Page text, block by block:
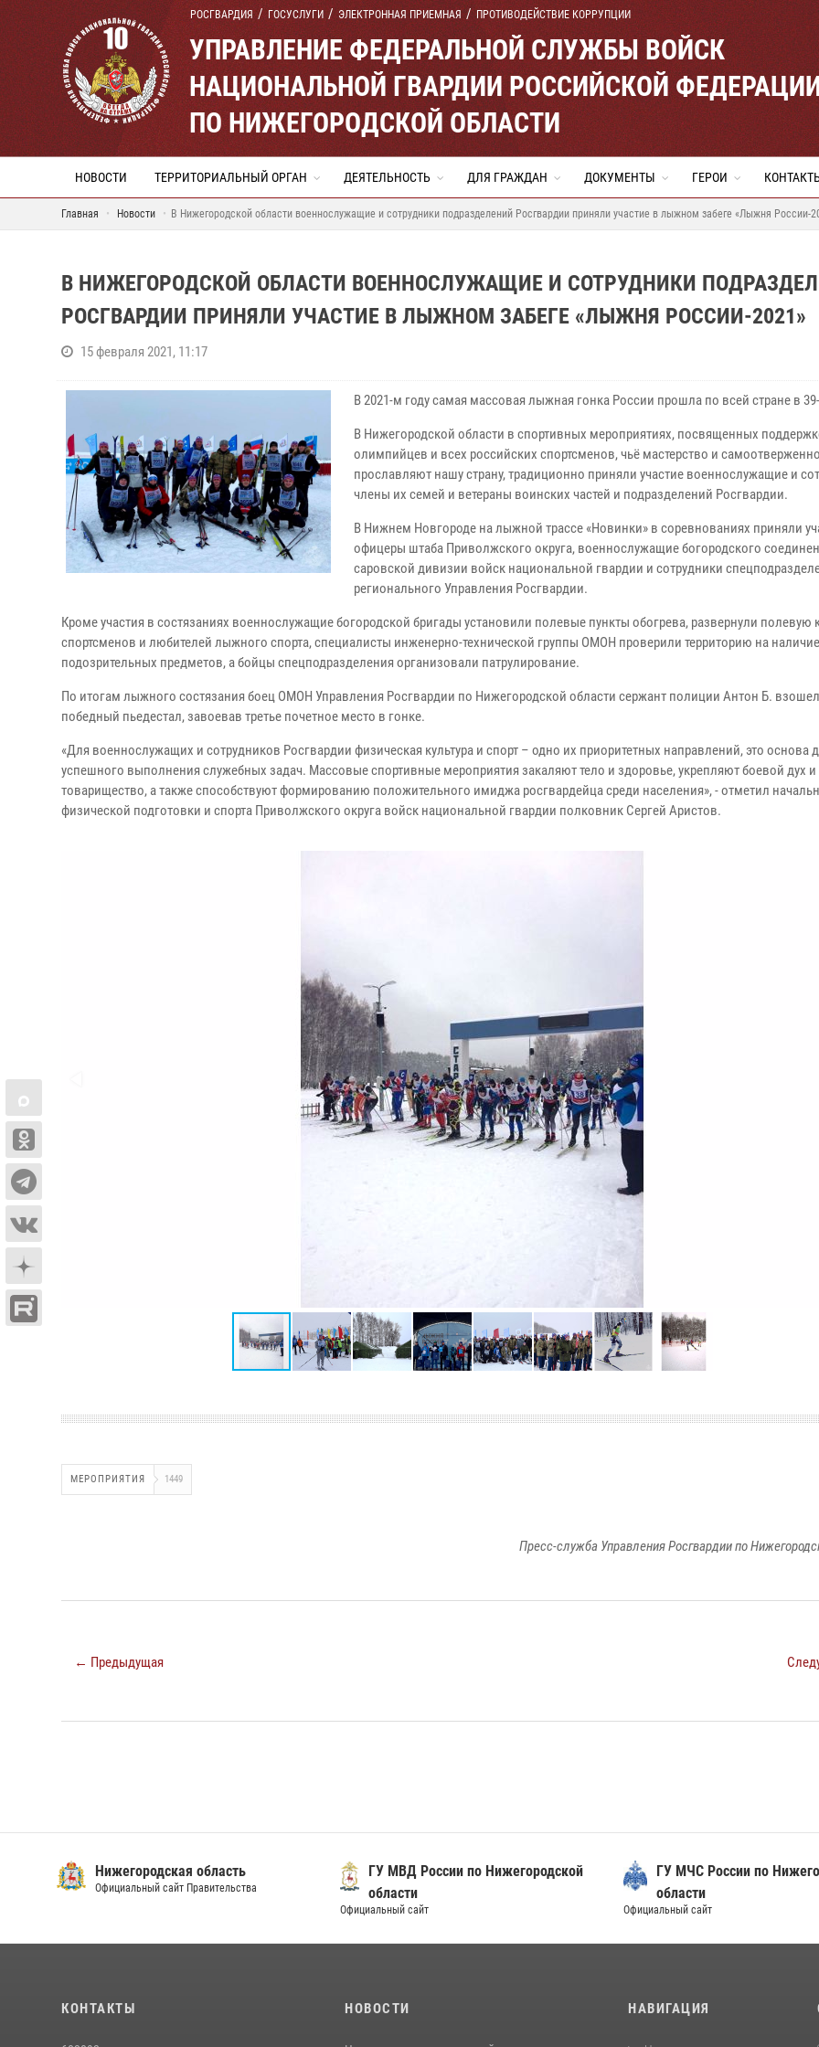
РОСГВАРДИЯ ГОСУСЛУГИ ЭЛЕКТРОННАЯ ПРИЕМНАЯ ПРОТИВОДЕЙСТВИЕ КОРРУПЦИИ
УПРАВЛЕНИЕ ФЕДЕРАЛЬНОЙ СЛУЖБЫ ВОЙСК
НАЦИОНАЛЬНОЙ ГВАРДИИ РОССИЙСКОЙ
ПО НИЖЕГОРОДСКОЙ ОБЛАСТИ
НОВОСТИ ТЕРРИТОРИАЛЬНЫЙ ОРГАН ДЕЯТЕЛЬНОСТЬ ДЛЯ ГРАЖДАН ДОКУМЕНТЫ ГЕРОИ
Главная Новости В Нижегородской области военнослужащие и сотрудники подразделений Росгвардии приняли участие в лыжном забеге «Лыжня России-
В НИЖЕГОРОДСКОЙ ОБЛАСТИ ВОЕННОСЛУЖАЩИЕ И СОТРУДНИКИ
РОСГВАРДИИ ПРИНЯЛИ УЧАСТИЕ В ЛЫЖНОМ ЗАБЕГЕ «ЛЫЖНЯ РОССИИ-2021»
15 февраля 2021, 11:17
В 2021-м году самая массовая лыжная гонка России прошла по всей стране в
В Нижегородской области в спортивных мероприятиях, посвященных
олимпийцев и всех российских спортсменов, чьё мастерство и
прославляют нашу страну, традиционно приняли участие военнослужащие и
члены их семей и ветераны воинских частей и подразделений Росгвардии.
В Нижнем Новгороде на лыжной трассе «Новинки» в соревнованиях приняли
офицеры штаба Приволжского округа, военнослужащие богородского
саровской дивизии войск национальной гвардии и сотрудники
регионального Управления Росгвардии.
Кроме участия в состязаниях военнослужащие богородской бригады установили полевые пункты обогрева, развернули полевую
спортсменов и любителей лыжного спорта, специалисты инженерно-технической группы ОМОН проверили территорию на наличие
подозрительных предметов, а бойцы спецподразделения организовали патрулирование.
По итогам лыжного состязания боец ОМОН Управления Росгвардии по Нижегородской области сержант полиции Антон Б.
победный пьедестал, завоевав третье почетное место в гонке.
«Для военнослужащих и сотрудников Росгвардии физическая культура и спорт – одно их приоритетных направлений, это основа
успешного выполнения служебных задач. Массовые спортивные мероприятия закаляют тело и здоровье, укрепляют боевой дух и
товарищество, а также способствуют формированию положительного имиджа росгвардейца среди населения», - отметил
физической подготовки и спорта Приволжского округа войск национальной гвардии полковник Сергей Аристов.
МЕРОПРИЯТИЯ 1449
Пресс-служба Управления Росгвардии по
← Предыдущая
Нижегородская область
Официальный сайт Правительства
ГУ МВД России по Нижегородской
области
Официальный сайт
ГУ МЧС России по
области
Официальный сайт
КОНТАКТЫ НОВОСТИ НАВИГАЦИЯ